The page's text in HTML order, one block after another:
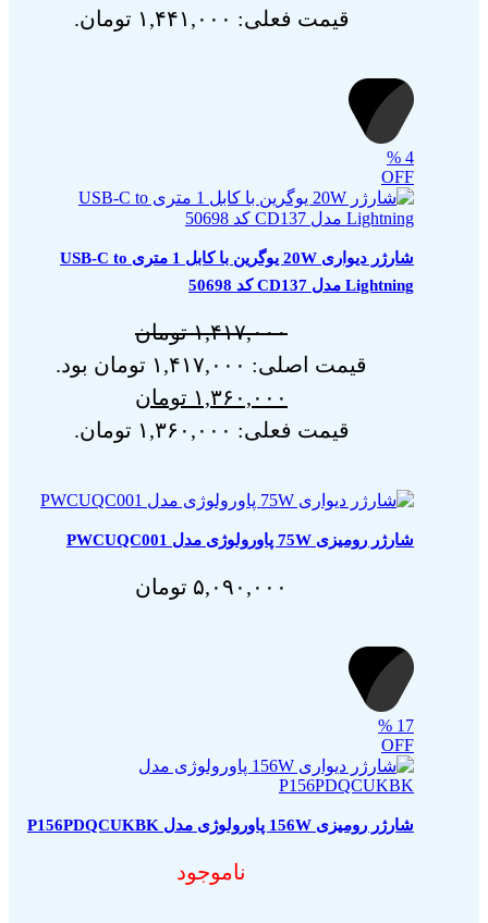
قیمت فعلی: ۱,۴۴۱,۰۰۰ تومان.
4
%
OFF
شارژر دیواری 20W یوگرین با کابل 1 متری USB-C to
Lightning مدل CD137 کد 50698
۱,۴۱۷,۰۰۰ تومان
قیمت اصلی: ۱,۴۱۷,۰۰۰ تومان بود.
۱,۳۶۰,۰۰۰ تومان
قیمت فعلی: ۱,۳۶۰,۰۰۰ تومان.
شارژر رومیزی 75W پاورولوژی مدل PWCUQC001
۵,۰۹۰,۰۰۰ تومان
17
%
OFF
شارژر رومیزی 156W پاورولوژی مدل P156PDQCUKBK
ناموجود